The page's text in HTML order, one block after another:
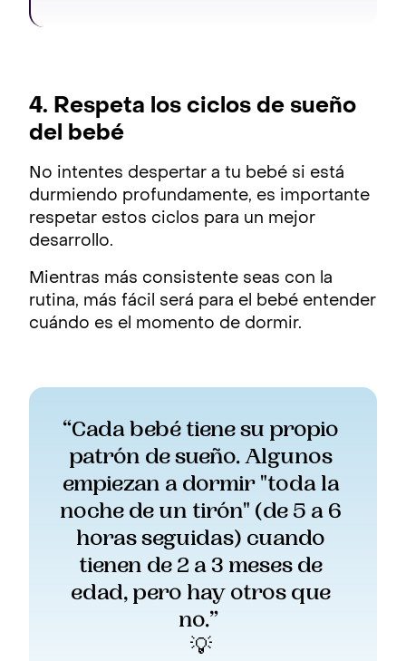
4. Respeta los ciclos de sueño
del bebé
No intentes despertar a tu bebé si está
durmiendo profundamente, es importante
respetar estos ciclos para un mejor
desarrollo.
Mientras más consistente seas con la
rutina, más fácil será para el bebé entender
cuándo es el momento de dormir.
“Cada bebé tiene su propio
patrón de sueño. Algunos
empiezan a dormir "toda la
noche de un tirón" (de 5 a 6
horas seguidas) cuando
tienen de 2 a 3 meses de
edad, pero hay otros que
no.”
💡